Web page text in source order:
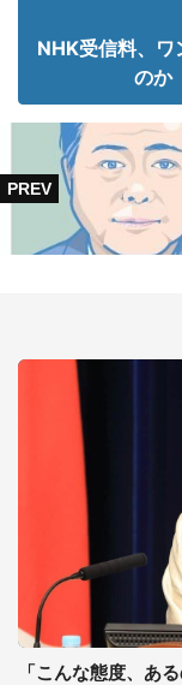
NHK受信料、ワ
のか
「こんな態度、あ